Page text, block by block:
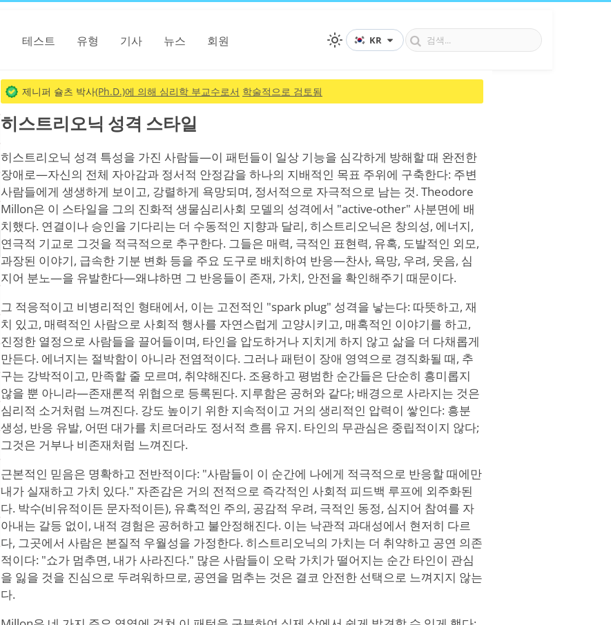
테스트 유형 기사 뉴스 회원 KR
제니퍼 슐츠 박사(Ph.D.)에 의해 심리학 부교수로서 학술적으로 검토됨
히스트리오닉 성격 스타일
히스트리오닉 성격 특성을 가진 사람들—이 패턴들이 일상 기능을 심각하게 방해할 때 완전한
장애로—자신의 전체 자아감과 정서적 안정감을 하나의 지배적인 목표 주위에 구축한다: 주변
사람들에게 생생하게 보이고, 강렬하게 욕망되며, 정서적으로 자극적으로 남는 것. Theodore
Millon은 이 스타일을 그의 진화적 생물심리사회 모델의 성격에서 "active-other" 사분면에 배
치했다. 연결이나 승인을 기다리는 더 수동적인 지향과 달리, 히스트리오닉은 창의성, 에너지,
연극적 기교로 그것을 적극적으로 추구한다. 그들은 매력, 극적인 표현력, 유혹, 도발적인 외모,
과장된 이야기, 급속한 기분 변화 등을 주요 도구로 배치하여 반응—찬사, 욕망, 우려, 웃음, 심
지어 분노—을 유발한다—왜냐하면 그 반응들이 존재, 가치, 안전을 확인해주기 때문이다.
그 적응적이고 비병리적인 형태에서, 이는 고전적인 "spark plug" 성격을 낳는다: 따뜻하고, 재
치 있고, 매력적인 사람으로 사회적 행사를 자연스럽게 고양시키고, 매혹적인 이야기를 하고,
진정한 열정으로 사람들을 끌어들이며, 타인을 압도하거나 지치게 하지 않고 삶을 더 다채롭게
만든다. 에너지는 절박함이 아니라 전염적이다. 그러나 패턴이 장애 영역으로 경직화될 때, 추
구는 강박적이고, 만족할 줄 모르며, 취약해진다. 조용하고 평범한 순간들은 단순히 흥미롭지
않을 뿐 아니라—존재론적 위협으로 등록된다. 지루함은 공허와 같다; 배경으로 사라지는 것은
심리적 소거처럼 느껴진다. 강도 높이기 위한 지속적이고 거의 생리적인 압력이 쌓인다: 흥분
생성, 반응 유발, 어떤 대가를 치르더라도 정서적 흐름 유지. 타인의 무관심은 중립적이지 않다;
그것은 거부나 비존재처럼 느껴진다.
근본적인 믿음은 명확하고 전반적이다: "사람들이 이 순간에 나에게 적극적으로 반응할 때에만
내가 실재하고 가치 있다." 자존감은 거의 전적으로 즉각적인 사회적 피드백 루프에 외주화된
다. 박수(비유적이든 문자적이든), 유혹적인 주의, 공감적 우려, 극적인 동정, 심지어 참여를 자
아내는 갈등 없이, 내적 경험은 공허하고 불안정해진다. 이는 낙관적 과대성에서 현저히 다르
다, 그곳에서 사람은 본질적 우월성을 가정한다. 히스트리오닉의 가치는 더 취약하고 공연 의존
적이다: "쇼가 멈추면, 내가 사라진다." 많은 사람들이 오락 가치가 떨어지는 순간 타인이 관심
을 잃을 것을 진심으로 두려워하므로, 공연을 멈추는 것은 결코 안전한 선택으로 느껴지지 않는
다.